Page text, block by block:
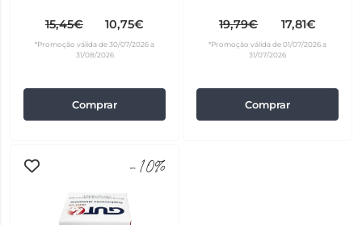
15,45€ 10,75€
*Promoção válida de 30/07/2026 a
31/08/2026
Comprar
19,79€ 17,81€
*Promoção válida de 01/07/2026 a
31/07/2026
Comprar
-10%